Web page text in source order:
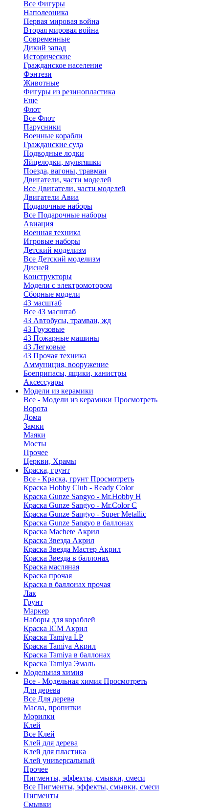
Все Фигуры
Наполеоника
Первая мировая война
Вторая мировая война
Современные
Дикий запад
Исторические
Гражданское население
Фэнтези
Животные
Фигуры из резинопластика
Еще
Флот
Все Флот
Парусники
Военные корабли
Гражданские суда
Подводные лодки
Яйцелодки, мультяшки
Поезда, вагоны, травмаи
Двигатели, части моделей
Все Двигатели, части моделей
Двигатели Авиа
Подарочные наборы
Все Подарочные наборы
Авиация
Военная техника
Игровые наборы
Детский моделизм
Все Детский моделизм
Дисней
Конструкторы
Модели с электромотором
Сборные модели
43 масштаб
Все 43 масштаб
43 Автобусы, трамваи, жд
43 Грузовые
43 Пожарные машины
43 Легковые
43 Прочая техника
Аммуниция, вооружение
Боеприпасы, ящики, канистры
Аксессуары
Модели из керамики
Все - Модели из керамики Просмотреть
Ворота
Дома
Замки
Маяки
Мосты
Прочее
Церкви, Храмы
Краска, грунт
Все - Краска, грунт Просмотреть
Краска Hobby Club - Ready Color
Краска Gunze Sangyo - Mr.Hobby H
Краска Gunze Sangyo - Mr.Color C
Краска Gunze Sangyo - Super Metallic
Краска Gunze Sangyo в баллонах
Краска Machete Акрил
Краска Звезда Акрил
Краска Звезда Мастер Акрил
Краска Звезда в баллонах
Краска масляная
Краска прочая
Краска в баллонах прочая
Лак
Грунт
Маркер
Наборы для кораблей
Краска ICM Акрил
Краска Tamiya LP
Краска Tamiya Акрил
Краска Tamiya в баллонах
Краска Tamiya Эмаль
Модельная химия
Все - Модельная химия Просмотреть
Для дерева
Все Для дерева
Масла, пропитки
Морилки
Клей
Все Клей
Клей для дерева
Клей для пластика
Клей универсальный
Прочее
Пигменты, эффекты, смывки, смеси
Все Пигменты, эффекты, смывки, смеси
Пигменты
Смывки